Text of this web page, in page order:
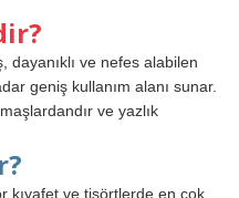
dayanıklı ve nefes alabilen
geniş kullanım alanı sunar.
ve yazlık
kıyafet ve tişörtlerde en çok